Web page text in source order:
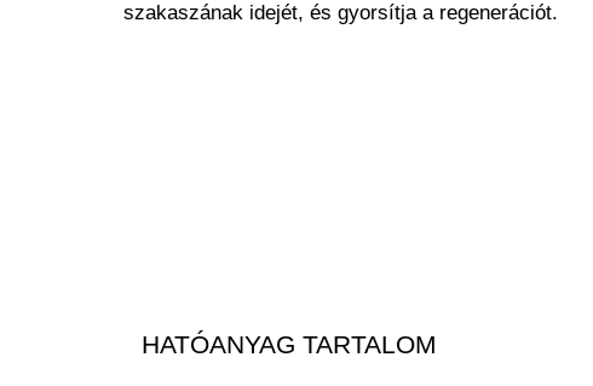
szakaszának idejét, és gyorsítja a regenerációt.
HATÓANYAG TARTALOM